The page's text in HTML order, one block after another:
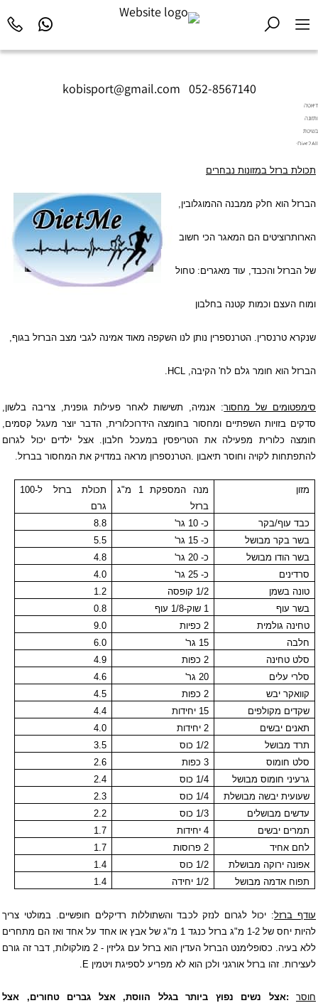
kobisport@gmail.com 052-8567140
דיאטה
ותזונה
בשיטת
Diet2All:
שמאחורי
תכולת ברזל במזונות נבחרים
הברזל הוא חלק ממבנה ההמוגלובין,
הארותרוציטים הם המאגר הכי חשוב
של הברזל והכבד, עוד מאגרים: טחול
ומוח העצם וכמות קטנה בחלבון
שנקרא טרנסרין. הטרנספרין נותן לנו השקפה מאוד אמינה לגבי מצב הברזל בגוף,
הברזל הוא חומר גלם לח' הקיבה, HCL
סימפטומים של מחסור: אנמיה, תשישות לאחר פעילות גופנית, צריבה בלשון,
סדקים בזויות השפתיים ומחסור בחומצה הידרוכלורית, הדבר יוצר מעגל קסמים,
חומצה כלורית מפעילה את הטריפסין במעכל חלבון. אצל ילדים יכול לגרום
להתפתחות לקויה וחוסר תיאבון הטרנספרון מראה במדויק את המחסור בברזל
מזון
מנה המספקת 1 מ"ג
ברזל
תכולת ברזל ל-100
גרם
כבד עוף/בקר
כ- 10 גר'
8.8
בשר בקר מבושל
כ- 15 גר'
5.5
בשר הודו מבושל
כ- 20 גר'
4.8
סרדינים
כ- 25 גר'
4.0
טונה בשמן
1/2 קופסה
1.2
בשר עוף
1 שוק-1/8 עוף
0.8
טחינה גולמית
2 כפיות
9.0
חלבה
15 גר'
6.0
סלט טחינה
2 כפות
4.9
סלרי עלים
20 גר'
4.6
קוואקר יבש
2 כפות
4.5
שקדים מקולפים
15 יחידות
4.4
תאנים יבשים
2 יחידות
4.0
תרד מבושל
1/2 כוס
3.5
סלט חומוס
3 כפות
2.6
גרעיני חומוס מבושל
1/4 כוס
2.4
שעועית יבשה מבושלת
1/4 כוס
2.3
עדשים מבושלים
1/3 כוס
2.2
תמרים יבשים
4 יחידות
1.7
לחם אחיד
2 פרוסות
1.7
אפונה ירוקה מבושלת
1/2 כוס
1.4
תפוח אדמה מבושל
1/2 יחידה 1.4
עודף ברזל: יכול לגרום לנזק לכבד והשתוללות רדיקלים חופשיים. במולטי צריך
להיות יחס של 1-2 מ"ג ברזל כנגד 1 מ"ג של אבץ או אחד על אחד ואז הם מתחרים
ללא בעיה. כסופלימנט הברזל העדין הוא ברזל עם גליזין - 2 מולקולות, דבר זה גורם
לעצירות. זהו ברזל אורגני ולכן הוא לא מפריע לספיגת ויטמין E
חוסר :אצל נשים
נפוץ ביותר בגלל הווסת, אצל גברים טחורים, אצל